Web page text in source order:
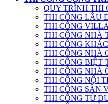
QUY TRÌNH THI
THI CÔNG LÂU
THI CÔNG VILLA
THI CÔNG NHÀ
THI CÔNG
THI CÔNG NHÀ
THI CÔNG BIỆT
THI CÔNG NHÀ
THI CÔNG NỘI
THI CÔNG SÂN
THI CÔNG TỪ